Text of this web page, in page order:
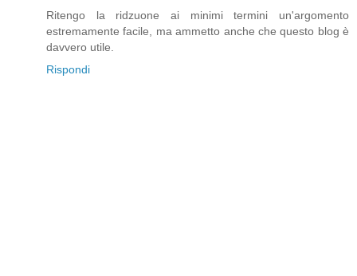
Ritengo la ridzuone ai minimi termini un'argomento
estremamente facile, ma ammetto anche che questo blog è
davvero utile.
Rispondi